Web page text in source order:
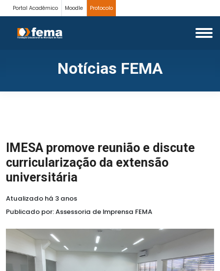
Portal Acadêmico Moodle Protocolo
Notícias FEMA
IMESA promove reunião e discute
curricularização da extensão
universitária
Atualizado há 3 anos
Publicado por: Assessoria de Imprensa FEMA